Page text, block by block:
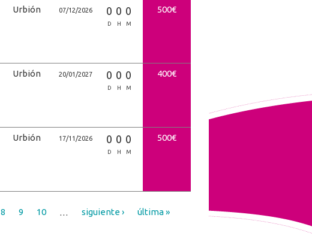
Urbión 07/12/2026 0
D
0
H
0
M
500€
Urbión 20/01/2027 0
D
0
H
0
M
400€
Urbión 17/11/2026 0
D
0
H
0
M
500€
8 9 10 siguiente › última »